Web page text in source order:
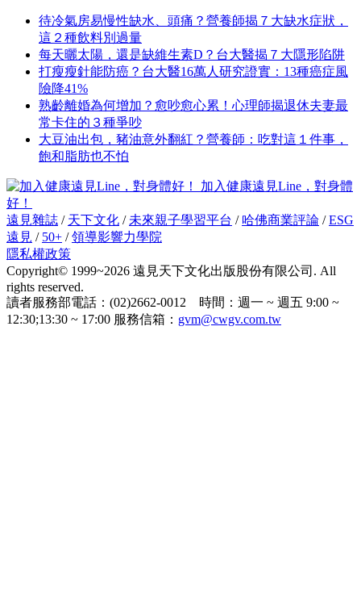
待冷氣房易慢性缺水、頭痛？營養師揭７大缺水症狀，
這２種飲料別過量
每天曬太陽，還是缺維生素D？台大醫揭７大隱形陷阱
打瘦瘦針能防癌？台大醫16萬人研究證實：13種癌症風
險降41%
熟齡離婚為何增加？愈吵愈心累！心理師揭退休夫妻最
常卡住的３種爭吵
大豆油出包，豬油意外翻紅？營養師：吃對這１件事，
飽和脂肪也不怕
加入健康遠見Line，對身體
好！
遠見雜誌 / 天下文化 / 未來親子學習平台 / 哈佛商業評論 /ESG
遠見 / 50+ /領導影響力學院
隱私權政策
Copyright© 1999~2026 遠見天下文化出版股份有限公司. All
rights reserved.
讀者服務部電話：(02)2662-0012 時間：週一 ~ 週五 9:00 ~
12:30;13:30 ~ 17:00 服務信箱： gvm@cwgv.com.tw